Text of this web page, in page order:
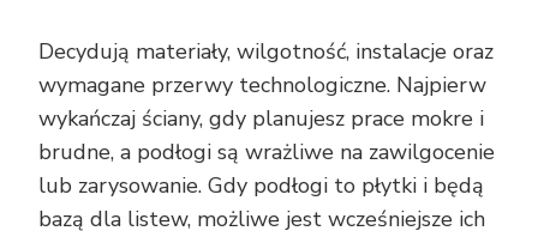
Decydują materiały, wilgotność, instalacje oraz
wymagane przerwy technologiczne. Najpierw
wykańczaj ściany, gdy planujesz prace mokre i
brudne, a podłogi są wrażliwe na zawilgocenie
lub zarysowanie. Gdy podłogi to płytki i będą
bazą dla listew, możliwe jest wcześniejsze ich